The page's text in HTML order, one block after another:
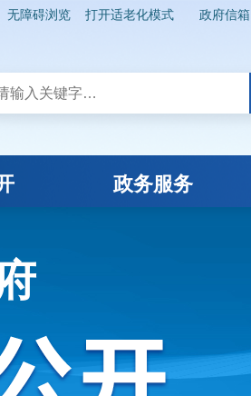
无障碍浏览 打开适老化模式 政府信箱
政务服务